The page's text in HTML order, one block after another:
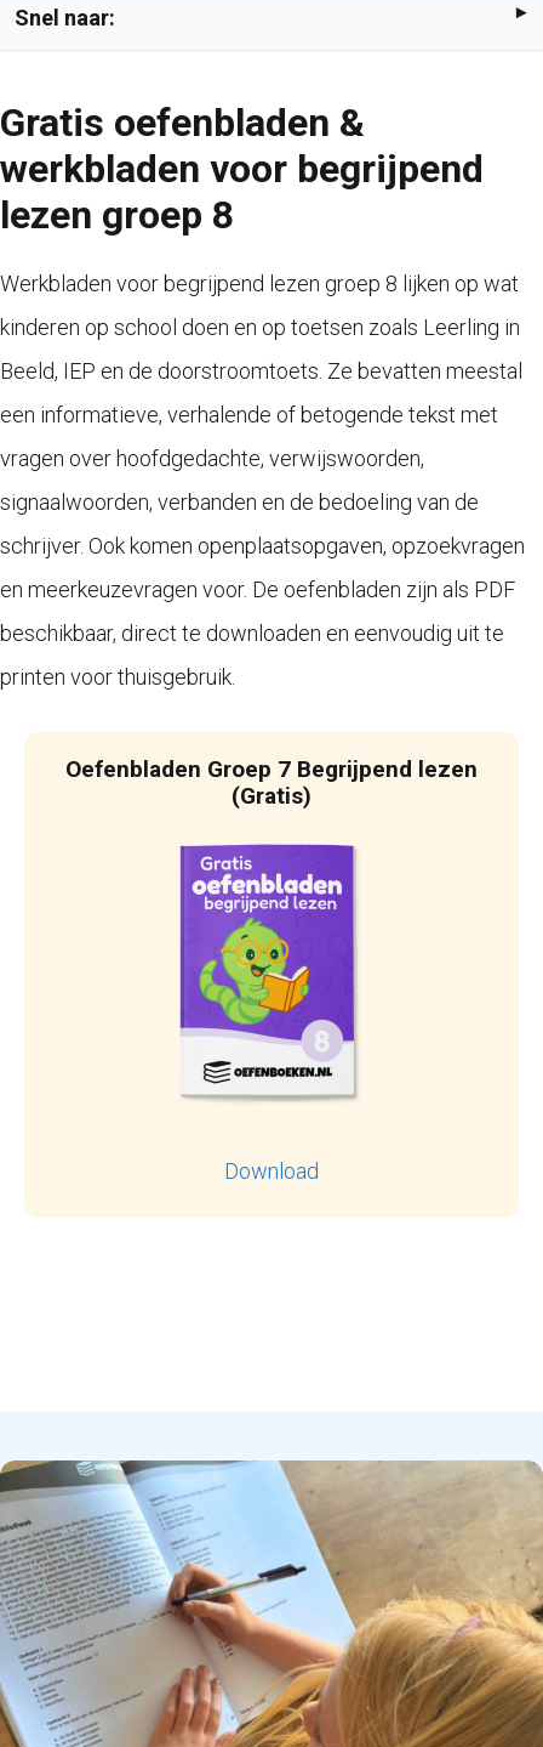
Snel naar:
Gratis oefenbladen &
werkbladen voor begrijpend
lezen groep 8
Werkbladen voor begrijpend lezen groep 8 lijken op wat
kinderen op school doen en op toetsen zoals Leerling in
Beeld, IEP en de doorstroomtoets. Ze bevatten meestal
een informatieve, verhalende of betogende tekst met
vragen over hoofdgedachte, verwijswoorden,
signaalwoorden, verbanden en de bedoeling van de
schrijver. Ook komen openplaatsopgaven, opzoekvragen
en meerkeuzevragen voor. De oefenbladen zijn als PDF
beschikbaar, direct te downloaden en eenvoudig uit te
printen voor thuisgebruik.
Oefenbladen Groep 7 Begrijpend lezen
(Gratis)
Download